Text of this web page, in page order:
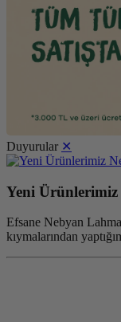
Duyurular ✕
Yeni
Efsane Nebyan
kıymalarından